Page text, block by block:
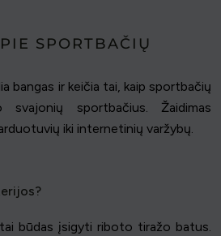
SPORTBAČIŲ
bangas ir keičia tai, kaip sportbačių
svajonių sportbačius. Žaidimas
iki internetinių varžybų.
būdas įsigyti riboto tiražo batus.